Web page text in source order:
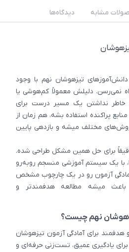
مشابه دیدگاه‌ها
تیزهوشان نهم با وجود
نمی‌رسن. دلیلش معمولاً کم‌هوشی یا
خاطر نداشتن یک مسیر درست برای
پراکنده استفاده بشه، هم زمان از
مختلف میشه و بازدهی پایین
برای حل همین مشکل طراحی شده.
با یک سیستم آموزشی منسجم روبه‌رو
آزمون رو در یک چارچوب مشخص
میشه مطالعه هدفمندتر و
نهم چیست؟
برای آمادگی آزمون تیزهوشان
برای یادگیری عمیق، تست‌زنی حرفه‌ای و